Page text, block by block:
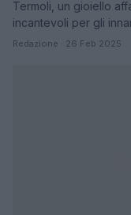
Termoli, un gioiello
incantevoli per gli
Redazione · 26 Feb 2025